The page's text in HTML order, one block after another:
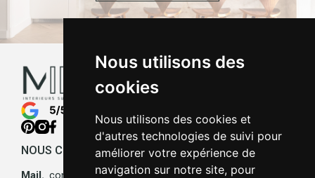
Nous utilisons des
cookies
Nous utilisons des cookies et
d'autres technologies de suivi pour
améliorer votre expérience de
navigation sur notre site, pour
NOUS CONTACTER
Mail. contact@made-to-measure.fr